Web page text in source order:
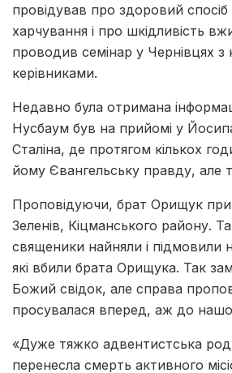
провідував про здоровий
харчування і про шкідливість
проводив семінар у Чернівцях
керівниками.
Недавно була отримана
Нусбаум був на прийомі у
Сталіна, де протягом кількох
йому Євангельську правду, але
Проповідуючи, брат Орищук
Зеленів, Кіцманського району.
священики найняли і підмовили
які вбили брата Орищука. Так
Божий свідок, але справа
просувалася вперед, аж до
«Дуже тяжко адвентистська
перенесла смерть активного